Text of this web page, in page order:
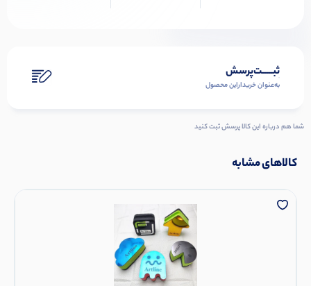
ثبـــــت‌پرسش
به‌عنوان ‌خریدار‌این‌ محصول
شما هم درباره این کالا پرسش ثبت کنید
کالاهای مشابه